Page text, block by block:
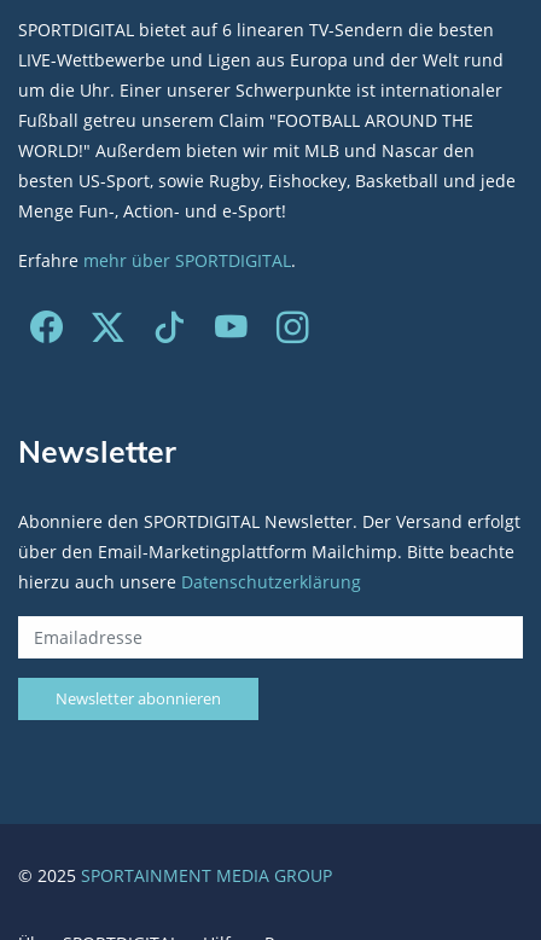
SPORTDIGITAL bietet auf 6 linearen TV-Sendern die besten
LIVE-Wettbewerbe und Ligen aus Europa und der Welt rund
um die Uhr. Einer unserer Schwerpunkte ist internationaler
Fußball getreu unserem Claim "FOOTBALL AROUND THE
WORLD!" Außerdem bieten wir mit MLB und Nascar den
besten US-Sport, sowie Rugby, Eishockey, Basketball und jede
Menge Fun-, Action- und e-Sport!
Erfahre mehr über SPORTDIGITAL.
Newsletter
Abonniere den SPORTDIGITAL Newsletter. Der Versand erfolgt
über den Email-Marketingplattform Mailchimp. Bitte beachte
hierzu auch unsere Datenschutzerklärung
© 2025 SPORTAINMENT MEDIA GROUP